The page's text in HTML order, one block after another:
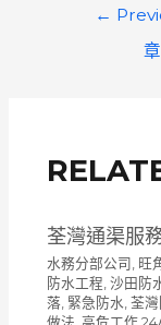
←
章
荃灣通渠服
水務分部公司 旺
防水工程 沙田防
落, 緊急防水 荃